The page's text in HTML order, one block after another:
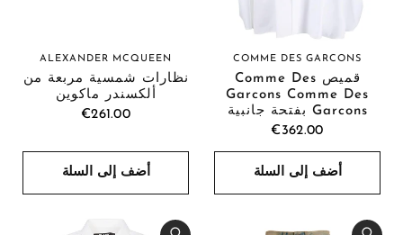
COMME DES GARCONS
قميص Comme Des
Garcons Comme Des
Garcons بفتحة جانبية
€362.00
أضف إلى السلة
ALEXANDER MCQUEEN
نظارات شمسية مربعة من
ألكسندر ماكوين
€261.00
أضف إلى السلة